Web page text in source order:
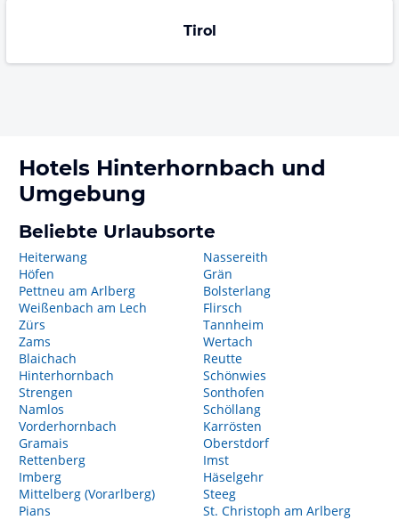
Tirol
Hotels Hinterhornbach und
Umgebung
Beliebte Urlaubsorte
Heiterwang
Höfen
Pettneu am Arlberg
Weißenbach am Lech
Zürs
Zams
Blaichach
Hinterhornbach
Strengen
Namlos
Vorderhornbach
Gramais
Rettenberg
Imberg
Mittelberg (Vorarlberg)
Pians
Nassereith
Grän
Bolsterlang
Flirsch
Tannheim
Wertach
Reutte
Schönwies
Sonthofen
Schöllang
Karrösten
Oberstdorf
Imst
Häselgehr
Steeg
St. Christoph am Arlberg